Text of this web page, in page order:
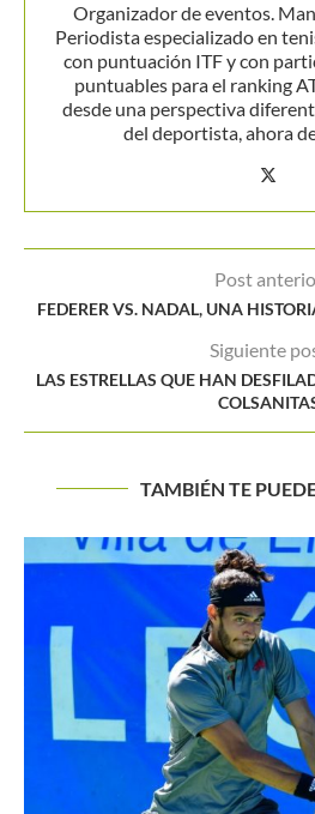
Organizador de eventos.
Periodista especializado en
con puntuación ITF y con
puntuables para el ranking
desde una perspectiva
del deportista, ahora
Post
FEDERER VS. NADAL, UNA
Siguiente
LAS ESTRELLAS QUE HAN
TAMBIÉN TE